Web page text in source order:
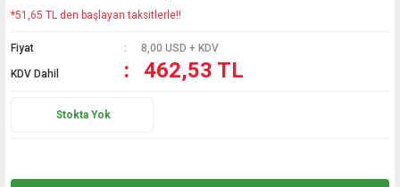
*51,65 TL den başlayan taksitlerle!!
Fiyat 8,00 USD + KDV
KDV Dahil 462,53 TL
Stokta Yok